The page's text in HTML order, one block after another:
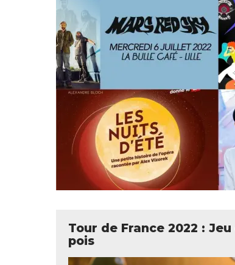
Tour de France 2022 :
pois